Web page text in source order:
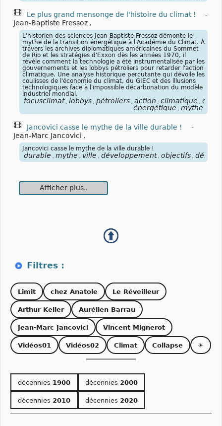
Le plus grand mensonge de l'histoire du climat !
-
Jean-Baptiste Fressoz ,
L'historien des sciences Jean-Baptiste Fressoz démonte le
mythe de la transition énergétique à l'Académie du Climat. À
travers les archives diplomatiques américaines du Sommet
de Rio et les stratégies d'Exxon dès les années 1970, il
révèle comment la technologie a été instrumentalisée par les
gouvernements et les lobbys pétroliers pour retarder l'action
climatique. Une analyse historique percutante qui dévoile les
coulisses de l'économie du climat, du GIEC et des illusions
technologiques face à l'impossible décarbonation du modèle
industriel mondial.
focusclimat lobbys pétroliers action climatique
énergétique
mythe
Jancovici casse le mythe de la ville durable !
-
Jean-Marc Jancovici ,
Jancovici casse le mythe de la ville durable !
durable mythe ville développement objectifs
Afficher plus..
Limit chez Anatole Le Réveilleur
Arthur Keller Aurélien Barrau
Jean-Marc Jancovici Vincent Mignerot
Vidéos01 Vidéos02 Climat Collapse ☀
décennies 1900 décennies 2000
décennies 2010 décennies 2020